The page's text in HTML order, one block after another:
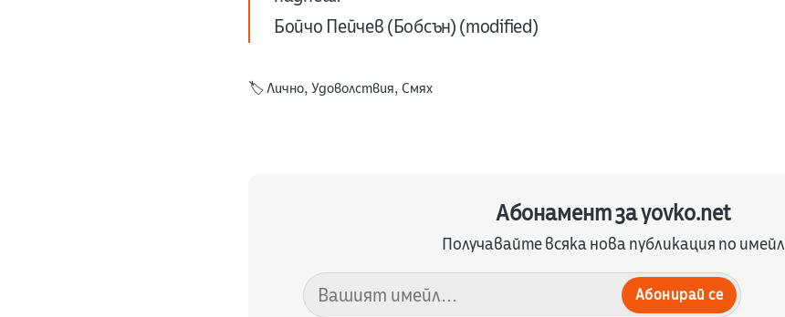
Бойчо Пейчев (Бобсън) (modified)
🏷️Лично,Удоволствия,Смях
Абонамент за yovko.net
Получавайте всяка нова публикация по имейл
Абонирай се